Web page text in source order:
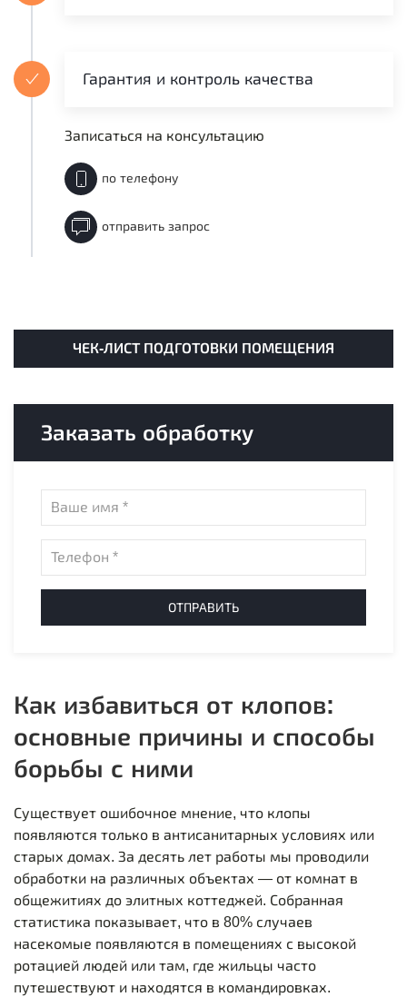
Гарантия и контроль качества
Записаться на консультацию
по телефону
отправить запрос
ЧЕК-ЛИСТ ПОДГОТОВКИ ПОМЕЩЕНИЯ
Заказать обработку
ОТПРАВИТЬ
Как избавиться от клопов:
основные причины и способы
борьбы с ними
Существует ошибочное мнение, что клопы
появляются только в антисанитарных условиях или
старых домах. За десять лет работы мы проводили
обработки на различных объектах — от комнат в
общежитиях до элитных коттеджей. Собранная
статистика показывает, что в 80% случаев
насекомые появляются в помещениях с высокой
ротацией людей или там, где жильцы часто
путешествуют и находятся в командировках.